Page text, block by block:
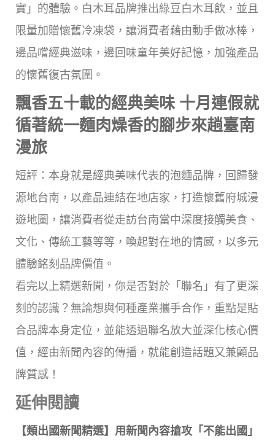
實」的體驗。白木耳品牌推出綠豆白木耳飲，並且
限量加贈懷舊冷凍袋，讓消費者藉由動手做冰棒，
邊品嚐經典滋味，邊回味童年美好記憶，加強產品
的懷舊復古氛圍。
飄香五十載的經典美味 十月連假就
循著統一麵肉燥香的腳步來趟臺南
漫旅
短評：本身就是經典美味代表的泡麵品牌，回歸發
源地台南，以產品連結在地店家，打造懷舊府城漫
遊地圖，讓消費者從走訪台南當中深度接觸美食、
文化、傳統工藝等等，喚起對在地的情感，以多元
體驗銘刻品牌價值。
看完以上精選新聞，你是否對於「聯名」有了更深
刻的認識？無論想與何種產業攜手合作，重點是貼
合品牌本身定位，並能透過聯名放大並深化核心價
值，經由新聞內容的傳播，就能創造話題又兼顧品
牌質感！
延伸閱讀
【類出國新聞精選】用新聞內容搶攻「不能出國」